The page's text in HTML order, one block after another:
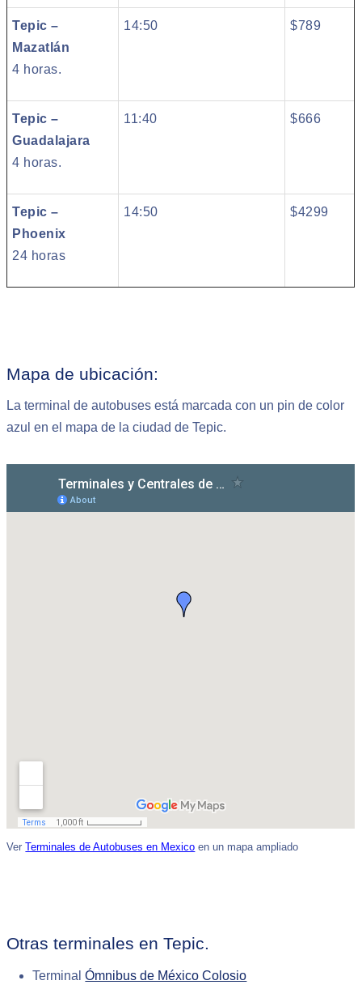
Tepic –
Mazatlán
4 horas.
14:50 $789
Tepic –
Guadalajara
4 horas.
11:40 $666
Tepic –
Phoenix
24 horas
14:50 $4299
Mapa de ubicación:
La terminal de autobuses está marcada con un pin de color
azul en el mapa de la ciudad de Tepic.
VerTerminales de Autobuses en Mexico en un mapa ampliado
Otras terminales en Tepic.
TerminalÓmnibus de México Colosio